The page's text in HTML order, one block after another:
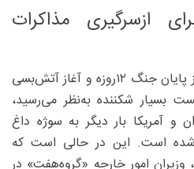
گروه۷ برای ازسرگیری مذاکرات
با این‌همه اما بلافاصله پس از پایان جنگ ۱۲‌روزه و آغاز آتش‌بسی
بسیار شکننده به‌نظر می‌رسید،
و آمریکا بار دیگر به سوژه داغ
شده است. این در حالی است که
وزیران امور خارجه «گروه‌هفت» در